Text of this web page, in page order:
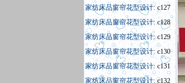
家纺床品窗帘花型设计: c127
家纺床品窗帘花型设计: c128
家纺床品窗帘花型设计: c129
家纺床品窗帘花型设计: c130
家纺床品窗帘花型设计: c131
家纺床品窗帘花型设计: c132